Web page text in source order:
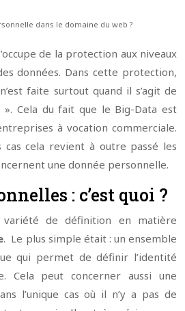
dans le domaine du web ?
de la protection aux niveaux
données. Dans cette protection,
faite surtout quand il s’agit de
». Cela du fait que le Big-Data est
à vocation commerciale.
cas cela revient à outre passé les
une donnée personnelle.
: c’est quoi ?
de définition en matière
. Le plus simple était : un ensemble
qui permet de définir l’identité
Cela peut concerner aussi une
l’unique cas où il n’y a pas de